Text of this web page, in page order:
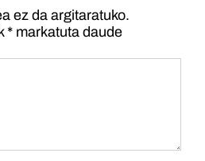
ez da argitaratuko.
* markatuta daude